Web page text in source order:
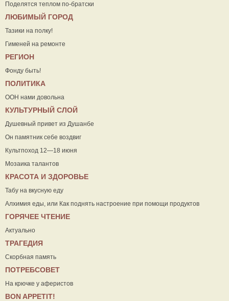
Поделятся теплом по-братски
ЛЮБИМЫЙ ГОРОД
Тазики на полку!
Гименей на ремонте
РЕГИОН
Фонду быть!
ПОЛИТИКА
ООН нами довольна
КУЛЬТУРНЫЙ СЛОЙ
Душевный привет из Душанбе
Он памятник себе воздвиг
Культпоход 12—18 июня
Мозаика талантов
КРАСОТА И ЗДОРОВЬЕ
Табу на вкусную еду
Алхимия еды, или Как поднять настроение при помощи продуктов
ГОРЯЧЕЕ ЧТЕНИЕ
Актуально
ТРАГЕДИЯ
Скорбная память
ПОТРЕБСОВЕТ
На крючке у аферистов
ВON APPETIT!